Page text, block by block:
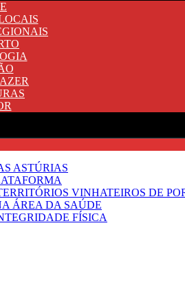
ASTÚRIAS
VINHATEIROS DE
ÁREA DA SAÚDE
FÍSICA